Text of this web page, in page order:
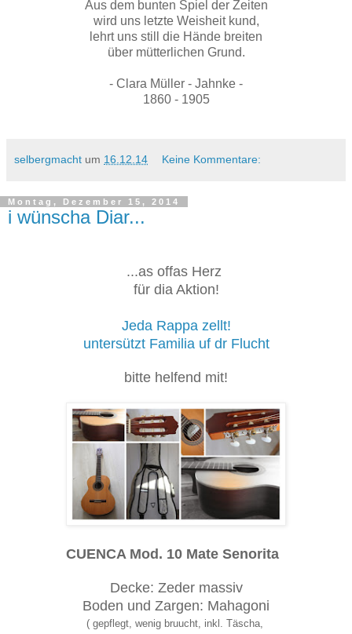
Aus dem bunten Spiel der Zeiten
wird uns letzte Weisheit kund,
lehrt uns still die Hände breiten
über mütterlichen Grund.
- Clara Müller - Jahnke -
1860 - 1905
selbergmacht um 16.12.14 Keine Kommentare:
Montag, Dezember 15, 2014
i wünscha Diar...
...as offas Herz
für dia Aktion!
Jeda Rappa zellt!
untersützt Familia uf dr Flucht
bitte helfend mit!
CUENCA Mod. 10 Mate Senorita
Decke: Zeder massiv
Boden und Zargen: Mahagoni
( gepflegt, wenig bruucht, inkl. Täscha,